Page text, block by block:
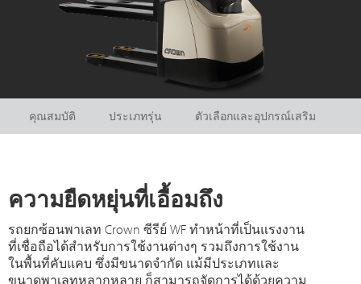
คุณสมบัติ ประเภทรุ่น ตัวเลือกและอุปกรณ์เสริม
ความยืดหยุ่นที่เอื้อมถึง
รถยกซ้อนพาเลท Crown ซีรีย์ WF ทำหน้าที่เป็นแรงงาน
ที่เชื่อถือได้สำหรับการใช้งานต่างๆ รวมถึงการใช้งาน
ในพื้นที่คับแคบ ซึ่งมีขนาดจำกัด แม้มีประเภทและ
ขนาดพาเลทหลากหลาย ก็สามารถจัดการได้ด้วยความ